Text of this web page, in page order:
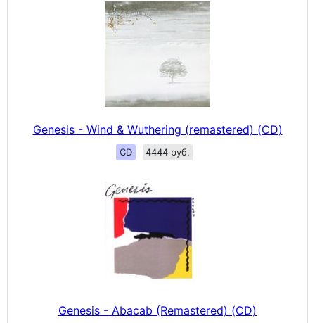
Genesis - Wind & Wuthering (remastered) (CD)
CD 4444 руб.
Genesis - Abacab (Remastered) (CD)